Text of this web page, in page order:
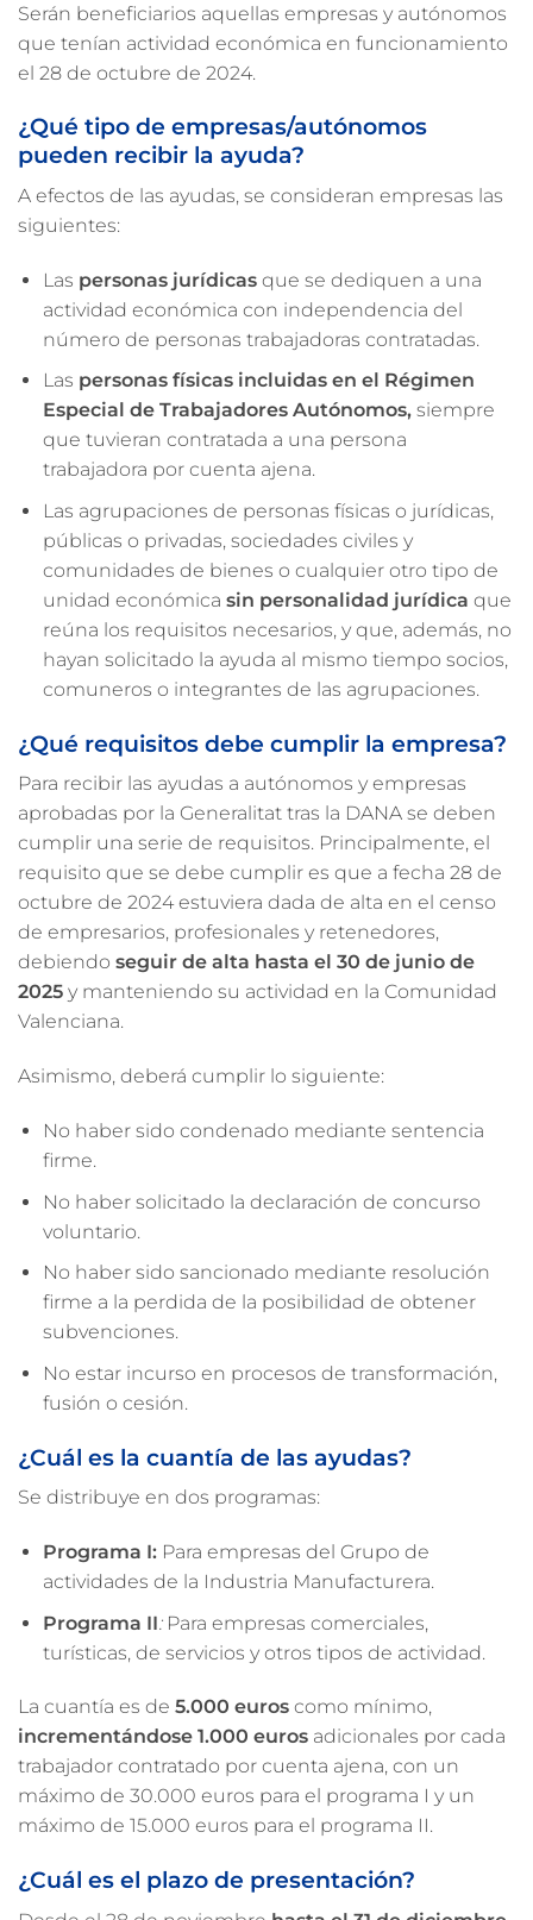
Serán beneficiarios aquellas empresas y autónomos
que tenían actividad económica en funcionamiento
el 28 de octubre de 2024.
¿Qué tipo de empresas/autónomos
pueden recibir la ayuda?
A efectos de las ayudas, se consideran empresas las
siguientes:
Las personas jurídicasque se dediquen a una
actividad económica con independencia del
número de personas trabajadoras contratadas.
Las personas físicas incluidas en el Régimen
Especial de Trabajadores Autónomos,siempre
que tuvieran contratada a una persona
trabajadora por cuenta ajena.
Las agrupaciones de personas físicas o jurídicas,
públicas o privadas, sociedades civiles y
comunidades de bienes o cualquier otro tipo de
unidad económica sin personalidad jurídica que
reúna los requisitos necesarios, y que, además, no
hayan solicitado la ayuda al mismo tiempo socios,
comuneros o integrantes de las agrupaciones.
¿Qué requisitos debe cumplir la empresa?
Para recibir las ayudas a autónomos y empresas
aprobadas por la Generalitat tras la DANA se deben
cumplir una serie de requisitos. Principalmente, el
requisito que se debe cumplir es que a fecha 28 de
octubre de 2024 estuviera dada de alta en el censo
de empresarios, profesionales y retenedores,
debiendo seguir de alta hasta el 30 de junio de
2025 y manteniendo su actividad en la Comunidad
Valenciana.
Asimismo, deberá cumplir lo siguiente:
No haber sido condenado mediante sentencia
firme.
No haber solicitado la declaración de concurso
voluntario.
No haber sido sancionado mediante resolución
firme a la perdida de la posibilidad de obtener
subvenciones.
No estar incurso en procesos de transformación,
fusión o cesión.
¿Cuál es la cuantía de las ayudas?
Se distribuye en dos programas:
Programa I:Para empresas del Grupo de
actividades de la Industria Manufacturera.
Programa II:Para empresas comerciales,
turísticas, de servicios y otros tipos de actividad.
La cuantía es de 5.000 euros como mínimo,
incrementándose 1.000 euros adicionales por cada
trabajador contratado por cuenta ajena, con un
máximo de 30.000 euros para el programa I y un
máximo de 15.000 euros para el programa II.
¿Cuál es el plazo de presentación?